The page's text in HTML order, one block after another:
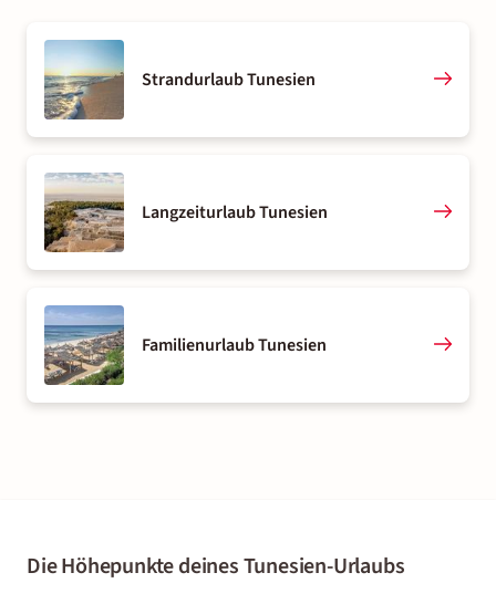
Strandurlaub Tunesien
Langzeiturlaub Tunesien
Familienurlaub Tunesien
Die Höhepunkte deines Tunesien-Urlaubs